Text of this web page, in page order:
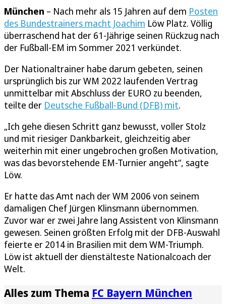
München – Nach mehr als 15 Jahren auf dem Posten
des Bundestrainers macht Joachim Löw Platz. Völlig
überraschend hat der 61-Jährige seinen Rückzug nach
der Fußball-EM im Sommer 2021 verkündet.
Der Nationaltrainer habe darum gebeten, seinen
ursprünglich bis zur WM 2022 laufenden Vertrag
unmittelbar mit Abschluss der EURO zu beenden,
teilte der Deutsche Fußball-Bund (DFB) mit.
„Ich gehe diesen Schritt ganz bewusst, voller Stolz
und mit riesiger Dankbarkeit, gleichzeitig aber
weiterhin mit einer ungebrochen großen Motivation,
was das bevorstehende EM-Turnier angeht“, sagte
Löw.
Er hatte das Amt nach der WM 2006 von seinem
damaligen Chef Jürgen Klinsmann übernommen.
Zuvor war er zwei Jahre lang Assistent von Klinsmann
gewesen. Seinen größten Erfolg mit der DFB-Auswahl
feierte er 2014 in Brasilien mit dem WM-Triumph.
Löw ist aktuell der dienstälteste Nationalcoach der
Welt.
Alles zum Thema FC Bayern München